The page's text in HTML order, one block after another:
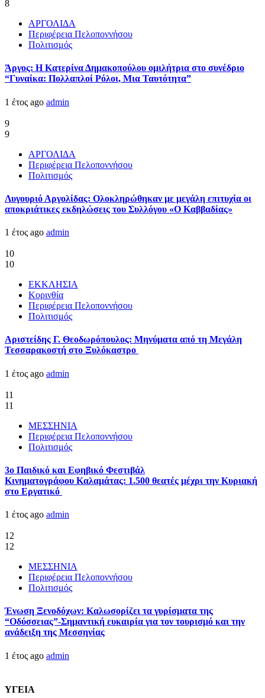
8
ΑΡΓΟΛΙΔΑ
Περιφέρεια Πελοποννήσου
Πολιτισμός
Άργος: Η Κατερίνα Δημακοπούλου ομιλήτρια στο συνέδριο
“Γυναίκα: Πολλαπλοί Ρόλοι, Μια Ταυτότητα”
1 έτος ago admin
9
9
ΑΡΓΟΛΙΔΑ
Περιφέρεια Πελοποννήσου
Πολιτισμός
Λυγουριό Αργολίδας: Ολοκληρώθηκαν με μεγάλη επιτυχία οι
αποκριάτικες εκδηλώσεις του Συλλόγου «Ο Καββαδίας»
1 έτος ago admin
10
10
ΕΚΚΛΗΣΙΑ
Κορινθία
Περιφέρεια Πελοποννήσου
Πολιτισμός
Αριστείδης Γ. Θεοδωρόπουλος: Μηνύματα από τη Μεγάλη
Τεσσαρακοστή στο Ξυλόκαστρο
1 έτος ago admin
11
11
ΜΕΣΣΗΝΙΑ
Περιφέρεια Πελοποννήσου
Πολιτισμός
3ο Παιδικό και Εφηβικό Φεστιβάλ
Κινηματογράφου Καλαμάτας: 1.500 θεατές μέχρι την Κυριακή
στο Εργατικό
1 έτος ago admin
12
12
ΜΕΣΣΗΝΙΑ
Περιφέρεια Πελοποννήσου
Πολιτισμός
Ένωση Ξενοδόχων: Καλωσορίζει τα γυρίσματα της
“Οδύσσειας”-Σημαντική ευκαιρία για τον τουρισμό και την
ανάδειξη της Μεσσηνίας
1 έτος ago admin
ΥΓΕΙΑ